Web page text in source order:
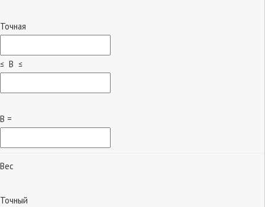
Точная
≤ B ≤
B =
Вес
Точный